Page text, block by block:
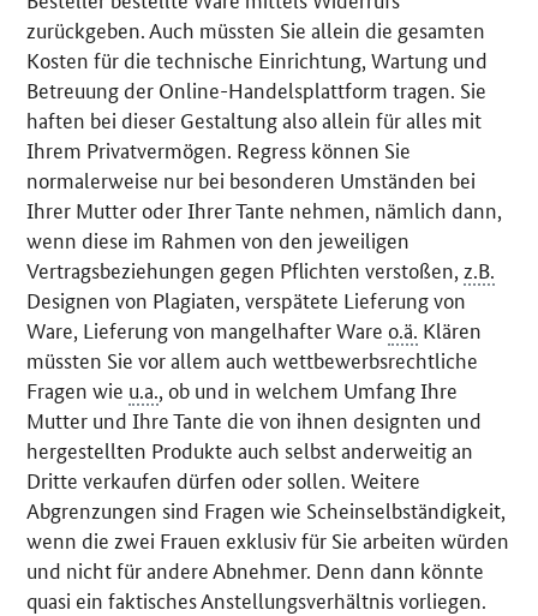
zurückgeben. Auch müssten Sie allein die gesamten
Kosten für die technische Einrichtung, Wartung und
Betreuung der Online-Handelsplattform tragen. Sie
haften bei dieser Gestaltung also allein für alles mit
Ihrem Privatvermögen. Regress können Sie
normalerweise nur bei besonderen Umständen bei
Ihrer Mutter oder Ihrer Tante nehmen, nämlich dann,
wenn diese im Rahmen von den jeweiligen
Vertragsbeziehungen gegen Pflichten verstoßen, z.B.
Designen von Plagiaten, verspätete Lieferung von
Ware, Lieferung von mangelhafter Wareo.ä. Klären
müssten Sie vor allem auch wettbewerbsrechtliche
Fragen wie u.a., ob und in welchem Umfang Ihre
Mutter und Ihre Tante die von ihnen designten und
hergestellten Produkte auch selbst anderweitig an
Dritte verkaufen dürfen oder sollen. Weitere
Abgrenzungen sind Fragen wie Scheinselbständigkeit,
wenn die zwei Frauen exklusiv für Sie arbeiten würden
und nicht für andere Abnehmer. Denn dann könnte
quasi ein faktisches Anstellungsverhältnis vorliegen.